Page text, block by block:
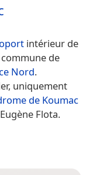
intérieur de
de
Nord.
uniquement
de Koumac
Flota.